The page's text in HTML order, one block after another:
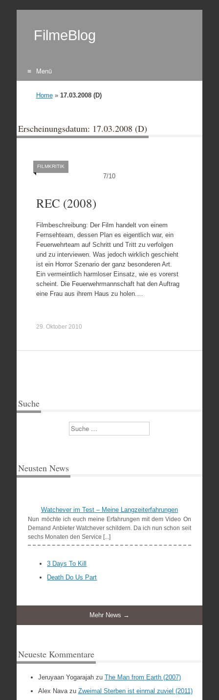
FilmeBlog
Menü
Home» 17.03.2008 (D)
Erscheinungsdatum: 17.03.2008 (D)
7/10
FILMKRITIK
REC (2008)
Filmbeschreibung: Der Film handelt von einem
Fernsehteam, dessen Plan es eigentlich war, ein
Feuerwehrteam auf Schritt und Tritt zu verfolgen
und zu interviewen. Was jedoch wirklich geschieht
ist ein Horror Szenario der ganz besonderen Art.
Ein vermeintlich harmloser Einsatz, wie es vorerst
scheint. Die Feuerwehrmannschaft hat den Auftrag
eine Frau aus ihrem Haus zu holen.…
29. Oktober 2010
Suche
Suchen
Neusten News
Watchever im Test – Meine Langzeiterfahrungen
Nun möchte ich euch meine Erfahrungen mit dem Video On
Demand Anbieter Watchever schildern. Da ich nun schon seit
sechs Monaten den Service [...]
3 Days To Kill
Death Do Us Part
Mehr News →
Neueste Kommentare
Jeruyaan Yogarajahzu The Man from Earth (2007)
Alex Navazu Zweimal Sterben ist einmal zuviel (2011)